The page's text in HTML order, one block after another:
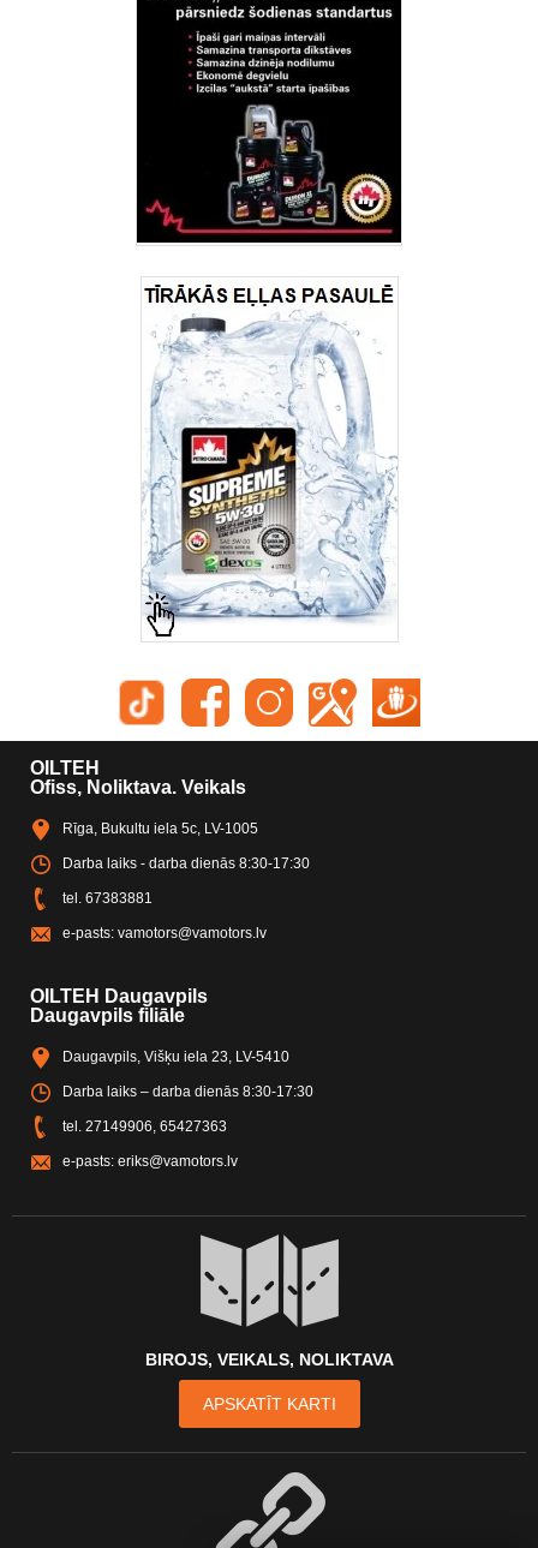
OILTEH
Ofiss, Noliktava. Veikals
Rīga, Bukultu iela 5c, LV-1005
Darba laiks - darba dienās 8:30-17:30
tel. 67383881
e-pasts: vamotors@vamotors.lv
OILTEH Daugavpils
Daugavpils filiāle
Daugavpils, Višķu iela 23, LV-5410
Darba laiks – darba dienās 8:30-17:30
tel. 27149906 65427363
e-pasts: eriks@vamotors.lv
BIROJS, VEIKALS, NOLIKTAVA
APSKATĪT KARTI